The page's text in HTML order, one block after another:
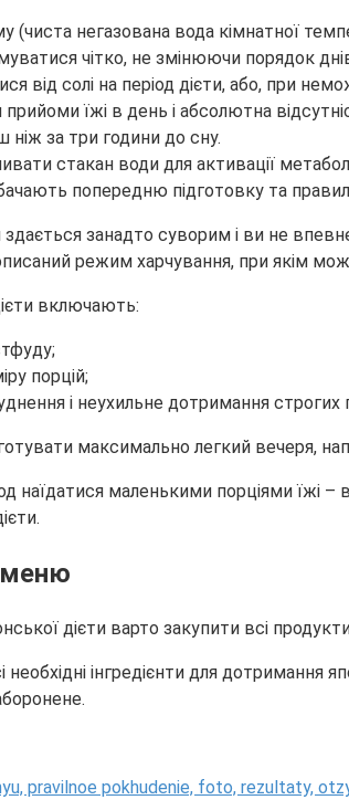
негазована вода кімнатної
чітко, не змінюючи порядок
від солі на період дієти, або, при
їжі в день і абсолютна
ніж за три години до сну.
стакан води для активації
попередню підготовку та
занадто суворим і ви не
режим харчування, при якім
включають:
порцій;
і неухильне дотримання
максимально легкий вечеря,
наїдатися маленькими порціями
меню
дієти варто закупити всі
інгредієнти для дотримання